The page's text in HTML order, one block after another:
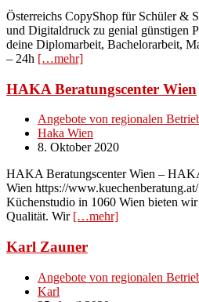
Österreichs CopyShop für Schüler &
und Digitaldruck zu genial günstigen
deine Diplomarbeit, Bachelorarbeit,
– 24h […mehr]
HAKA Beratungscenter Wien
Angebote von regionalen
Haka Wien
8. Oktober 2020
HAKA Beratungscenter Wien –
Wien https://
Küchenstudio in 1060 Wien bieten
Qualität. Wir […mehr]
Karl Zauner
Angebote von regionalen
Karl